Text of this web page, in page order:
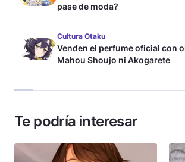
pase de moda?
Cultura Otaku
Venden el perfume oficial con
Mahou Shoujo ni Akogarete
Te podría interesar